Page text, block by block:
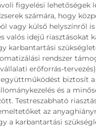
figyelési lehetőségek
számára, hogy
vagy külső helyszínről
valós idejű riasztásokat
karbantartási
rendszer
erőforrás-
biztosít
és a
Testreszabható
az
a karbantartási